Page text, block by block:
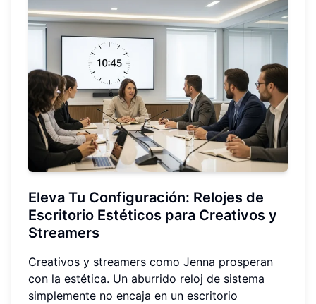
Eleva Tu Configuración: Relojes de
Escritorio Estéticos para Creativos y
Streamers
Creativos y streamers como Jenna prosperan
con la estética. Un aburrido reloj de sistema
simplemente no encaja en un escritorio